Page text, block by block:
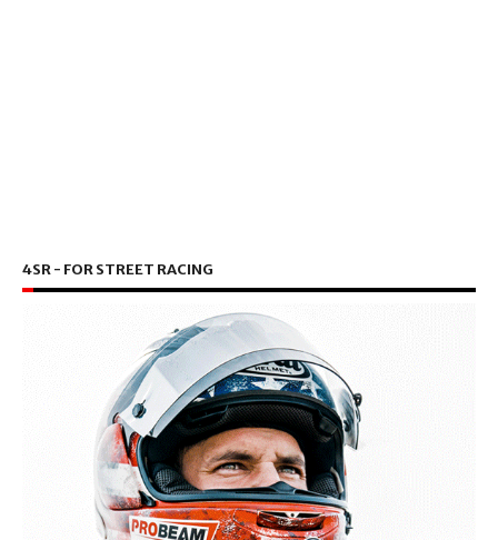
4SR - FOR STREET RACING